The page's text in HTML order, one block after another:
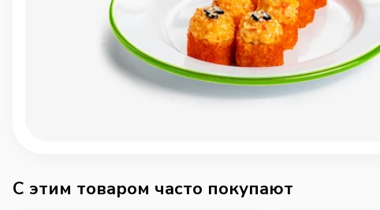
C этим товаром часто покупают